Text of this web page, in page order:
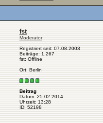
fst
Moderator
Registriert seit: 07.08.2003
Beiträge: 1.267
fst: Offline
Ort: Berlin
Beitrag
Datum: 25.02.2014
Uhrzeit: 13:28
ID: 52198